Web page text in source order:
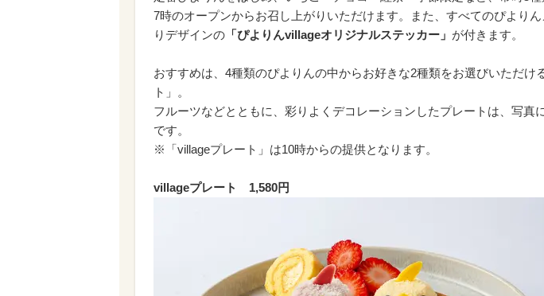
7時のオープンからお召し上がりいただけます。また、すべてのぴより
りデザインの 「ぴよりんvillageオリジナルステッカー」 が付きます。
おすすめは、4種類のぴよりんの中からお好きな2種類をお選びいただけ
ト」。
フルーツなどとともに、彩りよくデコレーションしたプレートは、写真
です。
※「villageプレート」は10時からの提供となります。
villageプレート 1,580円